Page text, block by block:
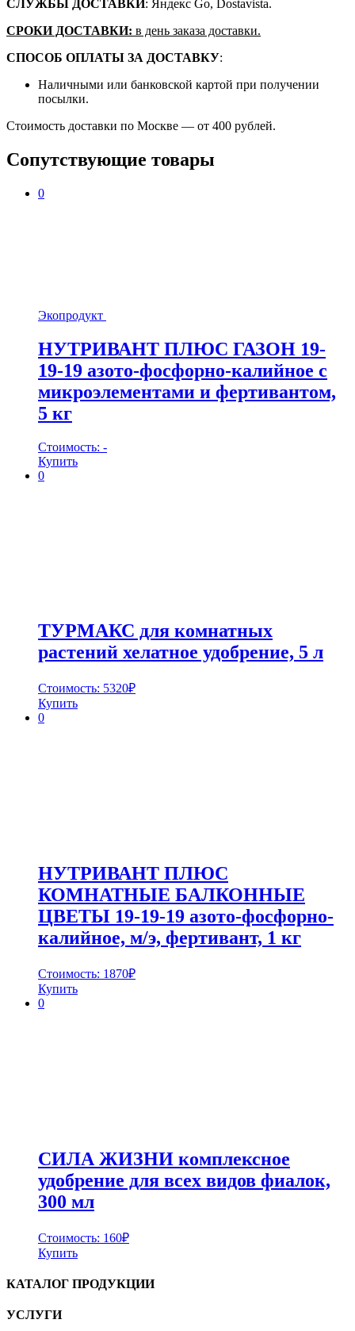
СЛУЖБЫ ДОСТАВКИ : Яндекс Go, Dostavista.
СРОКИ ДОСТАВКИ: в день заказа доставки.
СПОСОБ ОПЛАТЫ ЗА ДОСТАВКУ:
Наличными или банковской картой при получении
посылки.
Стоимость доставки по Москве — от 400 рублей.
Сопутствующие товары
0
Экопродукт
НУТРИВАНТ ПЛЮС ГАЗОН 19-
19-19 азото-фосфорно-калийное с
микроэлементами и фертивантом,
5 кг
Стоимость: -
Купить
0
ТУРМАКС для комнатных
растений хелатное удобрение, 5 л
Стоимость: 5320₽
Купить
0
НУТРИВАНТ ПЛЮС
КОМНАТНЫЕ БАЛКОННЫЕ
ЦВЕТЫ 19-19-19 азото-фосфорно-
калийное, м/э, фертивант, 1 кг
Стоимость: 1870₽
Купить
0
СИЛА ЖИЗНИ комплексное
удобрение для всех видов фиалок,
300 мл
Стоимость: 160₽
Купить
КАТАЛОГ ПРОДУКЦИИ
УСЛУГИ